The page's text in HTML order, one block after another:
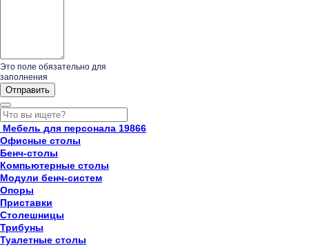
Это поле обязательно для
заполнения
Мебель для персонала 19866
Офисные столы
Бенч-столы
Компьютерные столы
Модули бенч-систем
Опоры
Приставки
Столешницы
Трибуны
Туалетные столы